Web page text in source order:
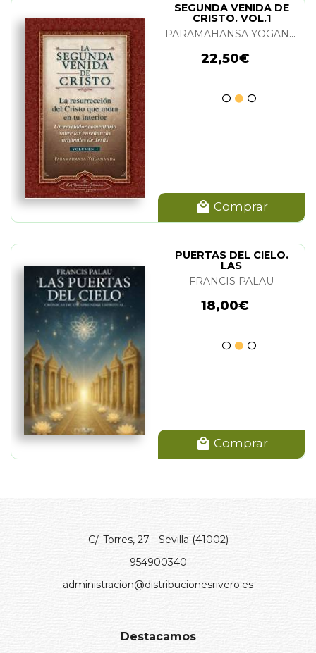
SEGUNDA VENIDA DE
CRISTO. VOL.1
PARAMAHANSA YOGANANDA
22,50€
Comprar
PUERTAS DEL CIELO.
LAS
FRANCIS PALAU
18,00€
Comprar
C/. Torres, 27 - Sevilla (41002)
954900340
administracion@distribucionesrivero.es
Destacamos